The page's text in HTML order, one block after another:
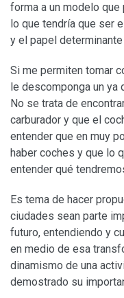
forma a un modelo
lo que tendría que ser
y el papel
Si me permiten tomar
le descomponga un ya
No se trata de
carburador y que el
entender que en muy
haber coches y que lo
entender qué
Es tema de hacer
ciudades sean parte
futuro, entendiendo y
en medio de esa
dinamismo de una
demostrado su